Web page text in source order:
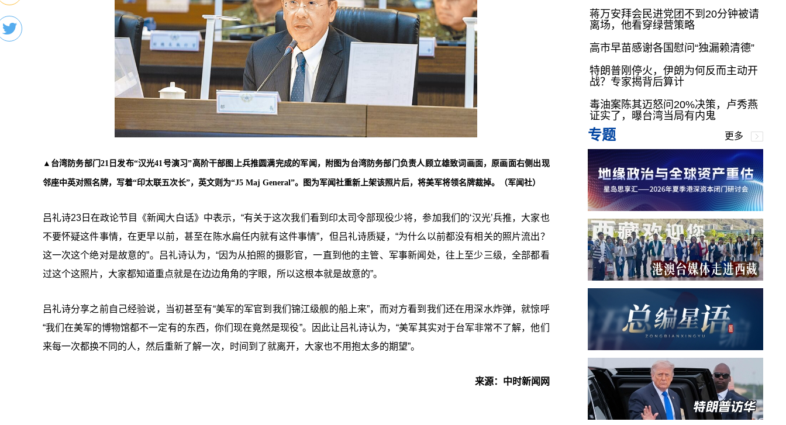
▲台湾防务部门21日发布“汉光41号演习”高阶干部图上兵推圆满完成的军闻，附图为台湾防务部门负责人顾立雄致词画面，原画面右侧出现
邻座中英对照名牌，写着“印太联五次长”，英文则为“J5 Maj General”。图为军闻社重新上架该照片后，将美军将领名牌裁掉。（军闻社）
吕礼诗23日在政论节目《新闻大白话》中表示，“有关于这次我们看到印太司令部现役少将，参加我们的‘汉光’兵推，大家也
不要怀疑这件事情，在更早以前，甚至在陈水扁任内就有这件事情”，但吕礼诗质疑，“为什么以前都没有相关的照片流出？
这一次这个绝对是故意的”。吕礼诗认为，“因为从拍照的摄影官，一直到他的主管、军事新闻处，往上至少三级，全部都看
过这个这照片，大家都知道重点就是在边边角角的字眼，所以这根本就是故意的”。
吕礼诗分享之前自己经验说，当初甚至有“美军的军官到我们锦江级舰的船上来”，而对方看到我们还在用深水炸弹，就惊呼
“我们在美军的博物馆都不一定有的东西，你们现在竟然是现役”。因此让吕礼诗认为，“美军其实对于台军非常不了解，他们
来每一次都换不同的人，然后重新了解一次，时间到了就离开，大家也不用抱太多的期望”。
来源：中时新闻网
蒋万安拜会民进党团不到20分钟被请
离场，他看穿绿营策略
高市早苗感谢各国慰问“独漏赖清德”
特朗普刚停火，伊朗为何反而主动开
战？专家揭背后算计
毒油案陈其迈怒问20%决策，卢秀燕
证实了，曝台湾当局有内鬼
专题 更多